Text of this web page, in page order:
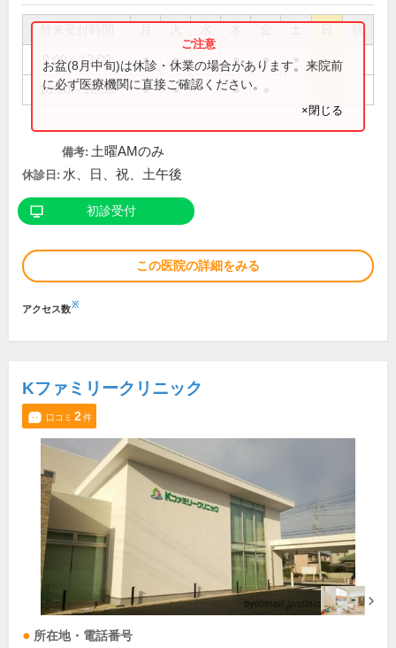
祝
9:00～12:00 ● ● ● ●
16:30～18:30 ● ● ●
お盆(8月中旬)は休診・休業の場合があります。来院前
に必ず医療機関に直接ご確認ください。
×閉じる
備考: 土曜AMのみ
休診日: 水、日、祝、土午後
初診受付
この医院の詳細をみる
アクセス数※
Kファミリークリニック
口コミ 2件
所在地・電話番号